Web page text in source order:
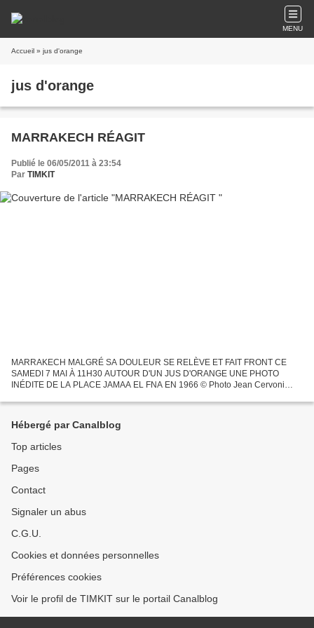
MENU
Accueil » jus d'orange
jus d'orange
MARRAKECH RÉAGIT
Publié le 06/05/2011 à 23:54
Par TIMKIT
MARRAKECH MALGRÉ SA DOULEUR SE RELÈVE ET FAIT FRONT CE
SAMEDI 7 MAI À 11H30 AUTOUR D'UN JUS D'ORANGE UNE PHOTO
INÉDITE DE LA PLACE JAMAA EL FNA EN 1966 © Photo Jean Cervoni
été...
Hébergé par Canalblog
Top articles
Pages
Contact
Signaler un abus
C.G.U.
Cookies et données personnelles
Préférences cookies
Voir le profil de TIMKIT sur le portail Canalblog